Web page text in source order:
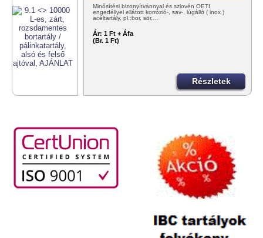
Minősítési bizonyítvánnyal és szlovén OÉTI
engedéllyel ellátott korrózió-, sav-, lúgálló ( inox )
acéltartály, pl.:bor, sör,…
Ár: 1 Ft + Áfa
(Br. 1 Ft)
Részletek